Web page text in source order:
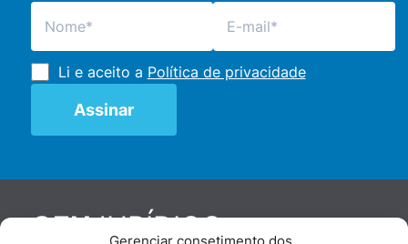
Li e aceito a Política de privacidade
GENJURÍDICO